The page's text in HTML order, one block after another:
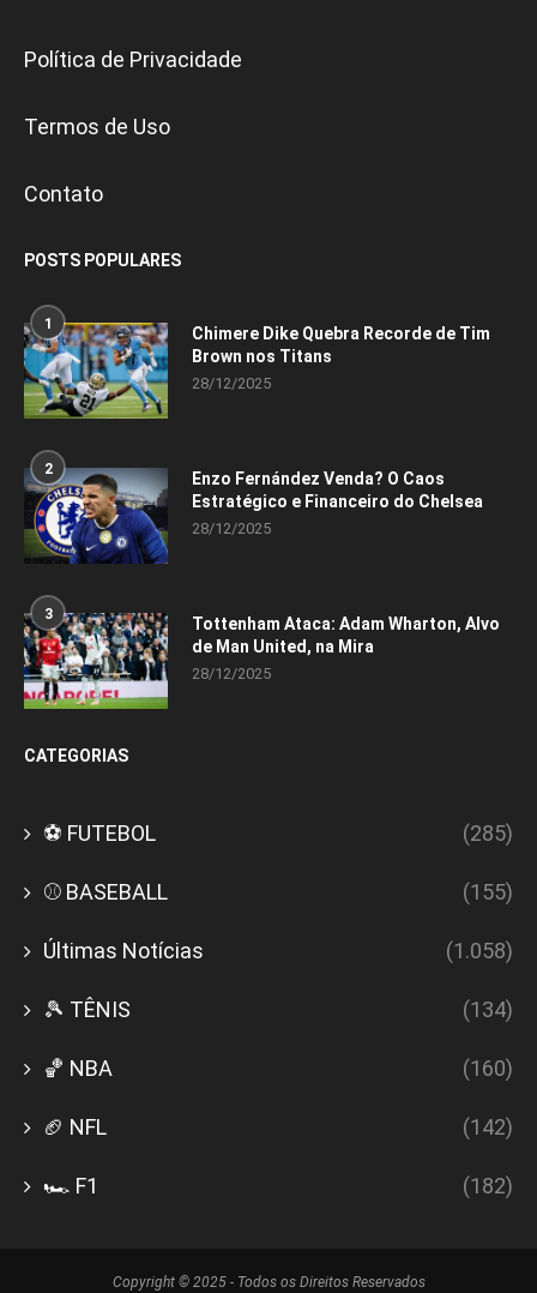
Política de Privacidade
Termos de Uso
Contato
POSTS POPULARES
1
Chimere Dike Quebra Recorde de Tim
Brown nos Titans
28/12/2025
2
Enzo Fernández Venda? O Caos
Estratégico e Financeiro do Chelsea
28/12/2025
3
Tottenham Ataca: Adam Wharton, Alvo
de Man United, na Mira
28/12/2025
CATEGORIAS
⚽ FUTEBOL (285)
⚾ BASEBALL (155)
Últimas Notícias (1.058)
🎾 TÊNIS (134)
🏀 NBA (160)
🏈 NFL (142)
🏎️ F1 (182)
Copyright © 2025 - Todos os Direitos Reservados